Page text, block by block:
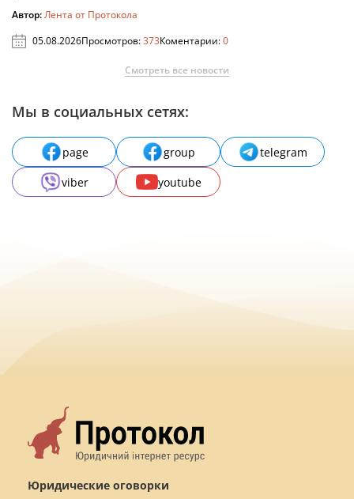
Автор:Лента от Протокола
05.08.2026Просмотров:373Коментарии:0
Смотреть все новости
Мы в социальных сетях:
page group
telegram
viber
youtube
Юридические оговорки